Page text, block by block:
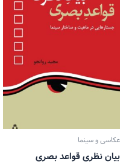
عکاسی و سینما
بیان نظری قواعد بصری